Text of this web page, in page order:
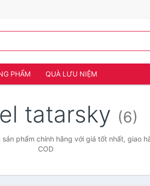
PHẨM QUÀ LƯU NIỆM
tatarsky (6)
phẩm chính hãng với giá tốt nhất, giao
COD